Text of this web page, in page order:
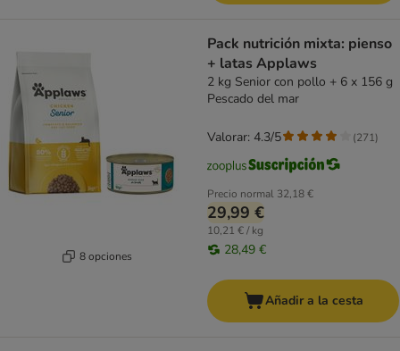
8 opciones
Pack nutrición mixta: pienso
+ latas Applaws
2 kg Senior con pollo + 6 x 156 g
Pescado del mar
Precio normal 32,18 €
29,99 €
10,21 € / kg
28,49 €
Valorar: 4.3/5 (271)
Añadir a la cesta